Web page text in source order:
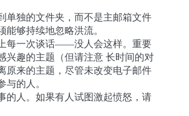
单独的文件夹，而不是主邮箱文件
能够持续地忽略洪流。
每一次谈话——没人会这样。重要
兴趣的主题（但请注意 长时间的对
原来的主题，尽管未改变电子邮件
与的人。
的人。如果有人试图激起愤怒，请